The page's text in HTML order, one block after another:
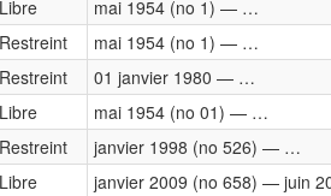
Libre mai 1954 (no 1) — …
Restreint mai 1954 (no 1) — …
Restreint
01 janvier 1980 — …
Libre mai 1954 (no 01) — …
Restreint
janvier 1998 (no 526) — …
Libre janvier 2009 (no 658) — juin